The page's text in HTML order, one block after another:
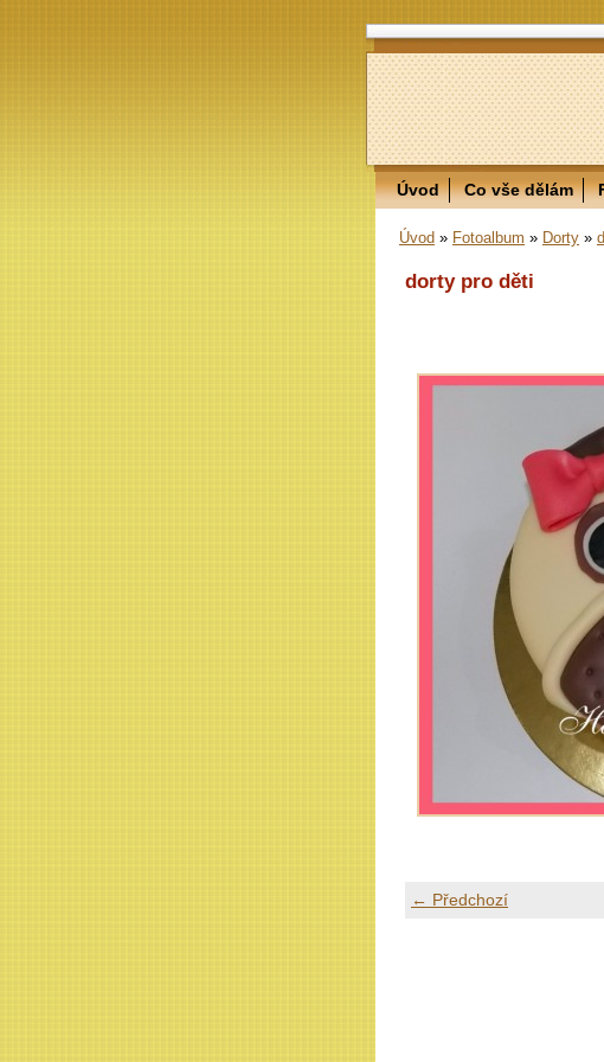
Úvod Co vše dělám
Úvod » Fotoalbum » Dorty »
dorty pro děti
← Předchozí